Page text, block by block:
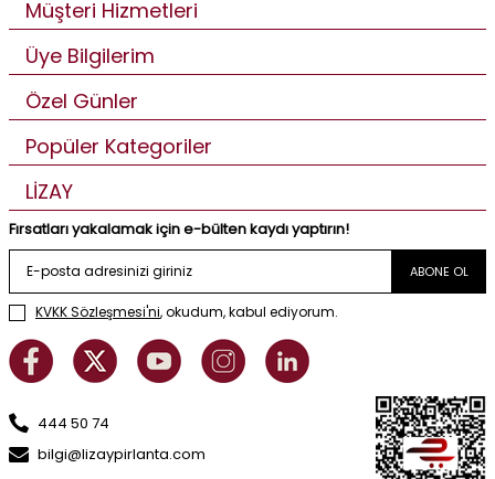
Müşteri Hizmetleri
Üye Bilgilerim
Özel Günler
Popüler Kategoriler
LİZAY
Fırsatları yakalamak için e-bülten kaydı yaptırın!
ABONE OL
KVKK Sözleşmesi'ni, okudum, kabul ediyorum.
444 50 74
bilgi@lizaypirlanta.com